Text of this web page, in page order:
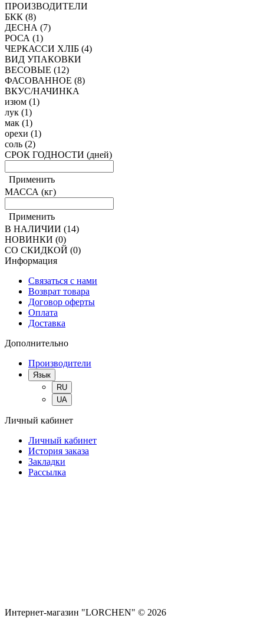
ПРОИЗВОДИТЕЛИ
БКК (8)
ДЕСНА (7)
РОСА (1)
ЧЕРКАССИ ХЛІБ (4)
ВИД УПАКОВКИ
ВЕСОВЫЕ (12)
ФАСОВАННОЕ (8)
ВКУС/НАЧИНКА
изюм (1)
лук (1)
мак (1)
орехи (1)
соль (2)
СРОК ГОДНОСТИ (дней)
Применить
МАССА (кг)
Применить
В НАЛИЧИИ (14)
НОВИНКИ (0)
СО СКИДКОЙ (0)
Информация
Связаться с нами
Возврат товара
Договор оферты
Оплата
Доставка
Дополнительно
Производители
Язык
RU
UA
Личный кабинет
Личный кабинет
История заказа
Закладки
Рассылка
Интернет-магазин "LORCHEN" © 2026